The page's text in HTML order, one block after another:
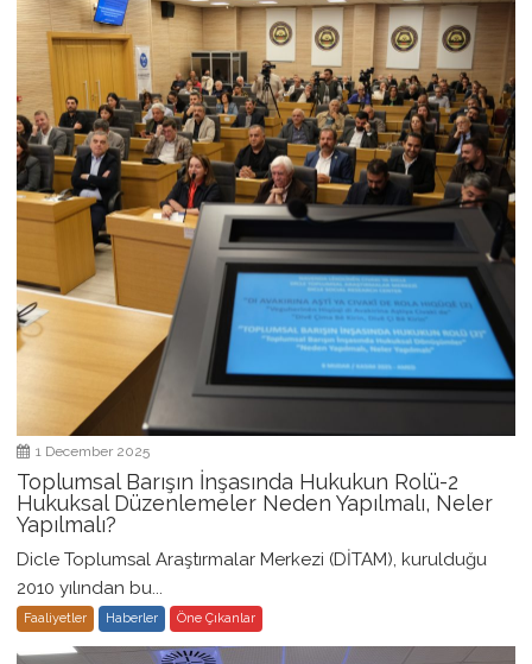
1 December 2025
Toplumsal Barışın İnşasında Hukukun Rolü-2
Hukuksal Düzenlemeler Neden Yapılmalı, Neler
Yapılmalı?
Dicle Toplumsal Araştırmalar Merkezi (DİTAM), kurulduğu
2010 yılından bu...
Faaliyetler Haberler Öne Çıkanlar